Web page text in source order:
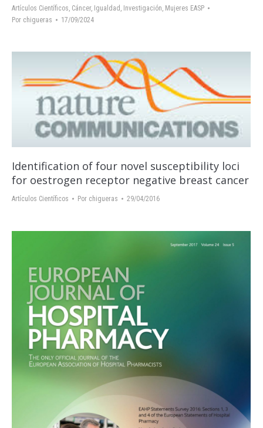
Artículos Científicos Cáncer, Igualdad Investigación Mujeres EASP
Por chigueras 17/09/2024
Identification of four novel susceptibility loci
for oestrogen receptor negative breast cancer
Artículos Científicos Por chigueras 29/04/2016